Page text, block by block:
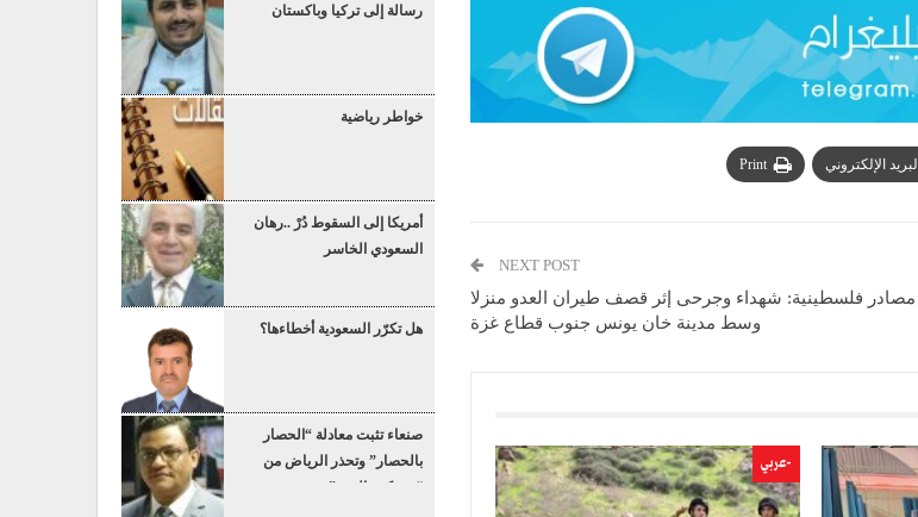
البريد الإلكتروني Print
NEXT POST
مصادر فلسطينية: شهداء وجرحى إثر قصف طيران العدو منزلا
وسط مدينة خان يونس جنوب قطاع غزة
-عربي
رسالة إلى تركيا وباكستان
خواطر رياضية
أمريكا إلى السقوط دُرْ ..رهان
السعودي الخاسر
هل تكرّر السعودية أخطاءها؟
صنعاء تثبت معادلة “الحصار
بالحصار” وتحذر الرياض من
“عسكرة البحر”